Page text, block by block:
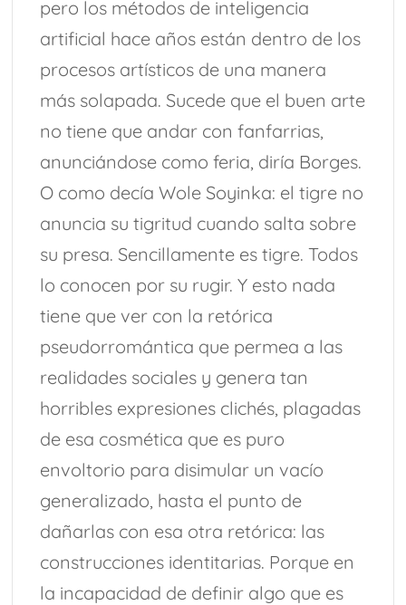
pero los métodos de inteligencia
artificial hace años están dentro de los
procesos artísticos de una manera
más solapada. Sucede que el buen arte
no tiene que andar con fanfarrias,
anunciándose como feria, diría Borges.
O como decía Wole Soyinka: el tigre no
anuncia su tigritud cuando salta sobre
su presa. Sencillamente es tigre. Todos
lo conocen por su rugir. Y esto nada
tiene que ver con la retórica
pseudorromántica que permea a las
realidades sociales y genera tan
horribles expresiones clichés, plagadas
de esa cosmética que es puro
envoltorio para disimular un vacío
generalizado, hasta el punto de
dañarlas con esa otra retórica: las
construcciones identitarias. Porque en
la incapacidad de definir algo que es